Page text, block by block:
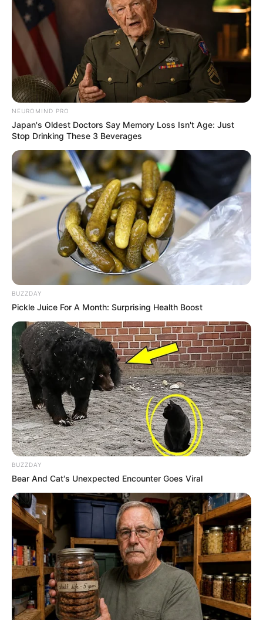
DESTAQUES
FACEBOOK
DESTAQUES DA SEMANA
Agente de Saúde é indiciada por falsificar
visitas que nunca aconteceram.
Câmara dos Deputados: anuênios, triênios,
quinquênios, sexta-parte e licenças-prêmio
entram no debate.
Motos e bicicletas para ACS e ACE: veja o
passo a passo para conseguir o benefício.
promulgar PEC 14 em semana de
Presidente Kennedy (ES) abre processo
seletivo para Agentes de Saúde e de
Combate às Endemias.
PEC 14: o que acontece com quinquênio,
triênio e sexta-parte na aposentadoria?
DESTAQUES DO MÊS
Prefeitura realiza a maior entrega de
motocicletas aos Agentes de Saúde da
história...
Agente de Saúde é indiciada por falsificar
visitas que nunca aconteceram.
Terceiro lote da restituição do IR paga R$
4,61 bilhões para 2,7 milhões de
contribuintes.
NEUROMIND PRO
Japan's Oldest Doctors Say Memory Loss Isn't Age: Just
Stop Drinking These 3 Beverages
BUZZDAY
Pickle Juice For A Month: Surprising Health Boost
BUZZDAY
Bear And Cat's Unexpected Encounter Goes Viral